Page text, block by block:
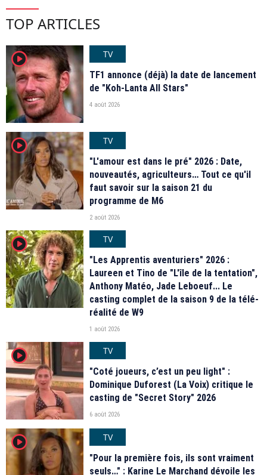
TOP ARTICLES
player2
TV
TF1 annonce (déjà) la date de lancement
de "Koh-Lanta All Stars"
4 août 2026
player2
TV
"L'amour est dans le pré" 2026 : Date,
nouveautés, agriculteurs… Tout ce qu'il
faut savoir sur la saison 21 du
programme de M6
2 août 2026
player2
TV
"Les Apprentis aventuriers" 2026 :
Laureen et Tino de "L'île de la tentation",
Anthony Matéo, Jade Leboeuf... Le
casting complet de la saison 9 de la télé-
réalité de W9
1 août 2026
player2
TV
"Coté joueurs, c’est un peu light" :
Dominique Duforest (La Voix) critique le
casting de "Secret Story" 2026
6 août 2026
player2
TV
"Pour la première fois, ils sont vraiment
seuls…" : Karine Le Marchand dévoile les